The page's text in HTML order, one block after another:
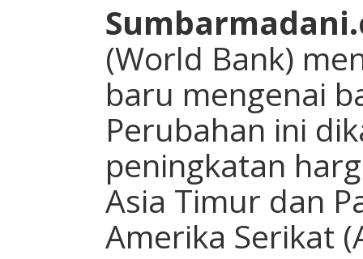
(World Bank)
baru mengenai
Perubahan ini
peningkatan
Asia Timur dan
Amerika Serikat